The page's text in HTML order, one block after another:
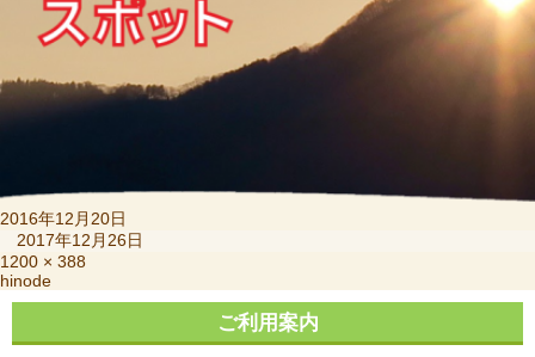
投
日:
2016年12月20日
2017年12月26日
フ
ル
サ
ズ
1200 × 388
投
稿
ビ
hinode
ご利用案内